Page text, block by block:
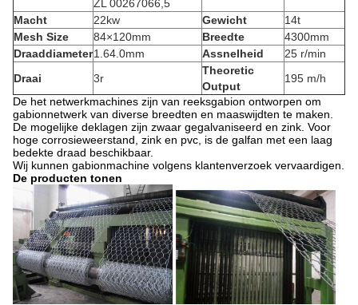
ZL 00267066,5
Macht
22kw Gewicht
14t
Mesh Size
84×120mm Breedte
4300mm
Draaddiameter1.64.0mm Assnelheid
25 r/min
Draai
3r
Theoretic
Output
195 m/h
De het netwerkmachines zijn van reeksgabion ontworpen om
gabionnetwerk van diverse breedten en maaswijdten te maken.
De mogelijke deklagen zijn zwaar gegalvaniseerd en zink. Voor
hoge corrosieweerstand, zink en pvc, is de galfan met een laag
bedekte draad beschikbaar.
Wij kunnen gabionmachine volgens klantenverzoek vervaardigen.
De producten tonen